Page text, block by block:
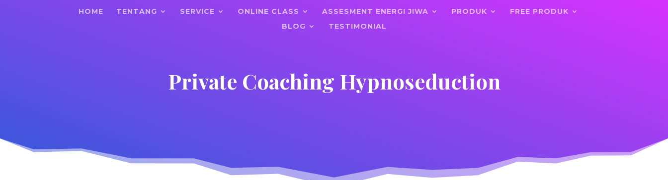
HOME TENTANG SERVICE ONLINE CLASS ASSESMENT ENERGI JIWA PRODUK
FREE PRODUK
BLOG
TESTIMONIAL
Private Coaching Hypnoseduction